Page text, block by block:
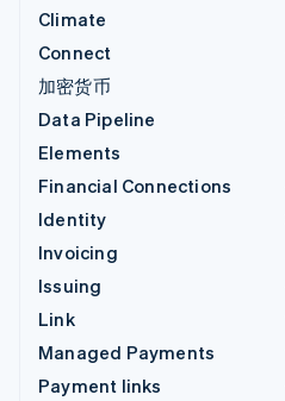
Climate
Connect
加密货币
Data Pipeline
Elements
Financial Connections
Identity
Invoicing
Issuing
Link
Managed Payments
Payment links